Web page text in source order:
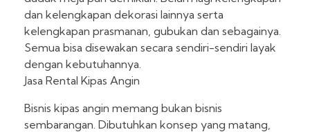
dan kelengkapan dekorasi lainnya serta
kelengkapan prasmanan, gubukan dan sebagainya.
Semua bisa disewakan secara sendiri-sendiri layak
dengan kebutuhannya.
Jasa Rental Kipas Angin
Bisnis kipas angin memang bukan bisnis
sembarangan. Dibutuhkan konsep yang matang,